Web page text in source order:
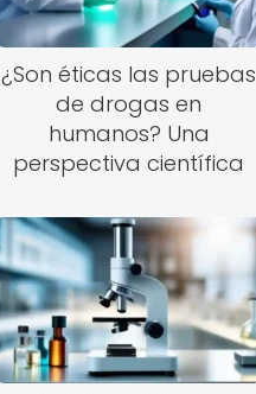
¿Son éticas las pruebas
de drogas en
humanos? Una
perspectiva científica